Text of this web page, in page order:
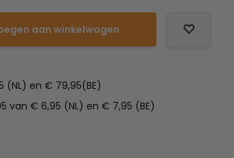
aan winkelwagen
en € 79,95(BE)
van € 6,95 (NL) en € 7,95 (BE)